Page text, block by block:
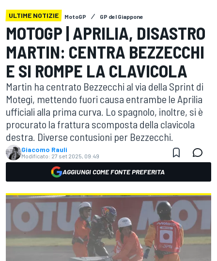
ULTIME NOTIZIE MotoGP GP del Giappone
MOTOGP | APRILIA, DISASTRO
MARTIN: CENTRA BEZZECCHI
E SI ROMPE LA CLAVICOLA
Martin ha centrato Bezzecchi al via della Sprint di
Motegi, mettendo fuori causa entrambe le Aprilia
ufficiali alla prima curva. Lo spagnolo, inoltre, si è
procurato la frattura scomposta della clavicola
destra. Diverse contusioni per Bezzecchi.
Giacomo Rauli
Modificato: 27 set 2025, 09:49
AGGIUNGI COME FONTE PREFERITA